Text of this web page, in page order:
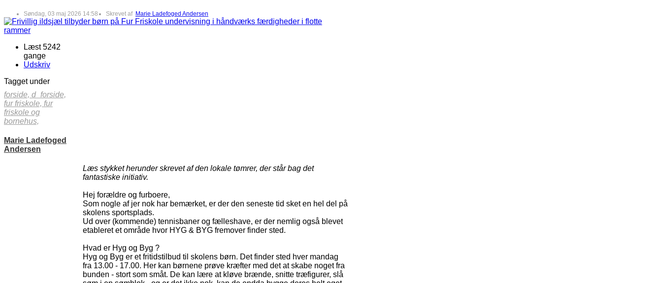
Søndag, 03 maj 2026 14:58 Skrevet af Marie Ladefoged Andersen
Læst 5242
gange
Udskriv
Tagget under
forside, d_forside,
fur friskole, fur
friskole og
bornehus,
Marie Ladefoged
Andersen
Læs stykket herunder skrevet af den lokale tømrer, der står bag det
fantastiske initiativ.
Hej forældre og furboere,
Som nogle af jer nok har bemærket, er der den seneste tid sket en hel del på
skolens sportsplads.
Ud over (kommende) tennisbaner og fælleshave, er der nemlig også blevet
etableret et område hvor HYG & BYG fremover finder sted.
Hvad er Hyg og Byg ?
Hyg og Byg er et fritidstilbud til skolens børn. Det finder sted hver mandag
fra 13.00 - 17.00. Her kan børnene prøve kræfter med det at skabe noget fra
bunden - stort som småt. De kan lære at kløve brænde, snitte træfigurer, slå